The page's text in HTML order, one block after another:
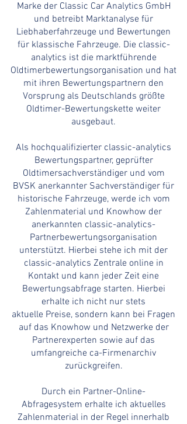
Marke der Classic Car Analytics GmbH
und betreibt Marktanalyse für
Liebhaberfahrzeuge und Bewertungen
für klassische Fahrzeuge. Die classic-
analytics ist die marktführende
Oldtimerbewertungsorga­nisation und hat
mit ihren Bewertungspartnern den
Vorsprung als Deutschlands größte
Oldtimer-Bewertungskette weiter
ausgebaut.
Als hochqualifizierter classic-analytics
Bewertungspartner, geprüfter
Oldtimersachverständiger und vom
BVSK anerkannter Sachverständiger für
historische Fahrzeuge, werde ich vom
Zahlenmaterial und Knowhow der
anerkannten classic-analytics-
Partnerbewertungsorganisation
unterstützt. Hierbei stehe ich mit der
classic-analytics Zentrale online in
Kontakt und kann jeder Zeit eine
Bewertungsabfrage starten. Hierbei
erhalte ich nicht nur stets
aktuelle Preise, sondern kann bei Fragen
auf das Knowhow und Netzwerke der
Partnerexperten sowie auf das
umfangreiche ca-Firmenarchiv
zurückgreifen.
Durch ein Partner-Online-
Abfragesystem erhalte ich aktuelles
Zahlenmaterial in der Regel innerhalb